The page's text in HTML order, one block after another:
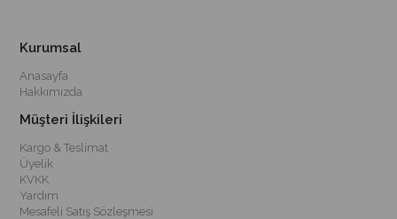
Kurumsal
Anasayfa
Hakkımızda
Müşteri İlişkileri
Kargo & Teslimat
Üyelik
KVKK
Yardım
Mesafeli Satış Sözleşmesi